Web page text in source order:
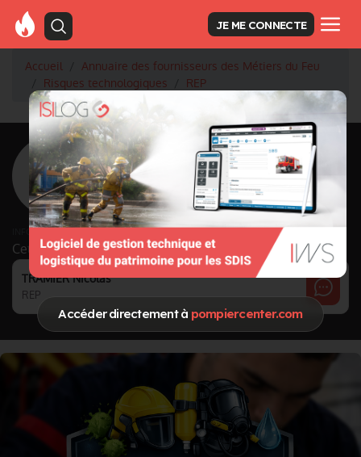
Accéder directement à pompiercenter.com
JE ME CONNECTE
Accueil
Annuaire des fournisseurs des Métiers du Feu
Risques technologiques
REP
< Retour à la liste des fournisseurs
REP
Activité principale
Risques technologiques
INFORMATIONS MISES À JOUR LE 21/06/2021
Cette page est gérée par :
TRAMIER Nicolas
REP